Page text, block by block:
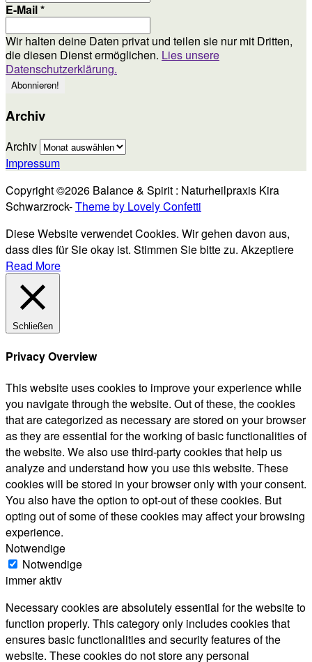
E-Mail*
Wir halten deine Daten privat und teilen sie nur mit Dritten,
die diesen Dienst ermöglichen. Lies unsere
Datenschutzerklärung.
Archiv
Archiv
Impressum
Copyright ©2026 Balance & Spirit : Naturheilpraxis Kira
Schwarzrock-Theme by Lovely Confetti
Diese Website verwendet Cookies. Wir gehen davon aus,
dass dies für Sie okay ist. Stimmen Sie bitte zu. Akzeptiere
Read More
Schließen
Privacy Overview
This website uses cookies to improve your experience while
you navigate through the website. Out of these, the cookies
that are categorized as necessary are stored on your browser
as they are essential for the working of basic functionalities of
the website. We also use third-party cookies that help us
analyze and understand how you use this website. These
cookies will be stored in your browser only with your consent.
You also have the option to opt-out of these cookies. But
opting out of some of these cookies may affect your browsing
experience.
Notwendige
Notwendige
immer aktiv
Necessary cookies are absolutely essential for the website to
function properly. This category only includes cookies that
ensures basic functionalities and security features of the
website. These cookies do not store any personal